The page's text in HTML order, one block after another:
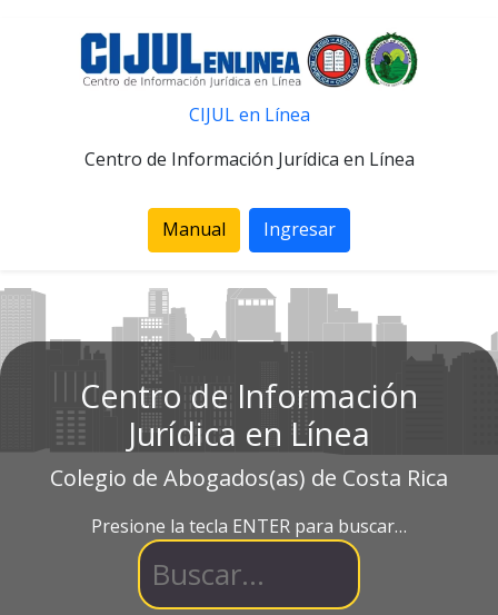
CIJUL en Línea
Centro de Información Jurídica en Línea
Manual Ingresar
Centro de Información
Jurídica en Línea
Colegio de Abogados(as) de Costa Rica
Presione la tecla ENTER para buscar…